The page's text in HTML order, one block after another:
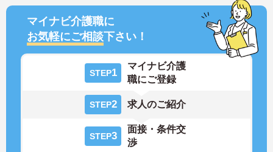
マイナビ介護職に
お気軽にご相談下さい！
STEP1
マイナビ介護
職にご登録
STEP2 求人のご紹介
STEP3
面接・条件交
渉